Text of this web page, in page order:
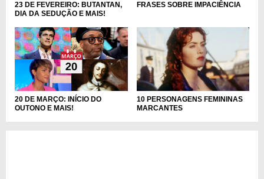
23 DE FEVEREIRO: BUTANTAN,
DIA DA SEDUÇÃO E MAIS!
FRASES SOBRE IMPACIÊNCIA
20 DE MARÇO: INÍCIO DO
OUTONO E MAIS!
10 PERSONAGENS FEMININAS
MARCANTES